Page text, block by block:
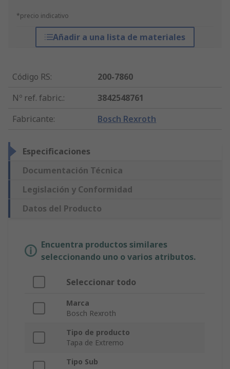
*precio indicativo
Añadir a una lista de materiales
Código RS:
200-7860
Nº ref. fabric.:
3842548761
Fabricante: Bosch Rexroth
Especificaciones
Documentación Técnica
Legislación y Conformidad
Datos del Producto
Encuentra productos similares
seleccionando uno o varios atributos.
Seleccionar todo
Marca
Bosch Rexroth
Tipo de producto
Tapa de Extremo
Tipo Sub